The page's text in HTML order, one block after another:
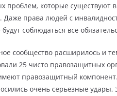
проблем, которые существуют
права людей с
соблюдаться все
сообщество расширилось и
25 чисто правозащитных
правозащитный компонент.
очень серьезные